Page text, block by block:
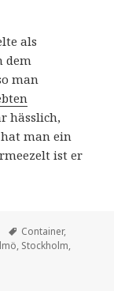
als
dem
man
hässlich,
man ein
ist er
Schlagwörter
Container,
, Stockholm,